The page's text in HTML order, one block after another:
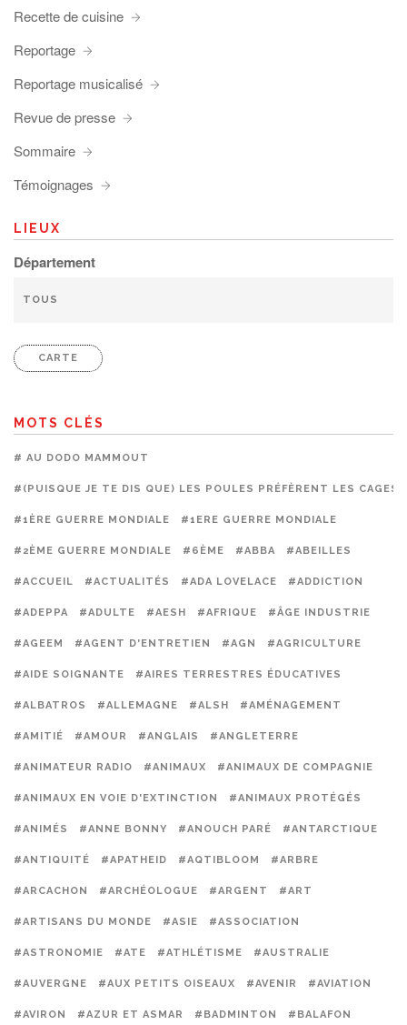
Recette de cuisine
Reportage
Reportage musicalisé
Revue de presse
Sommaire
Témoignages
LIEUX
Département
CARTE
MOTS CLÉS
# AU DODO MAMMOUT
#(PUISQUE JE TE DIS QUE) LES POULES PRÉFÈRENT LES CAGES
#1ÈRE GUERRE MONDIALE #1ERE GUERRE MONDIALE
#2ÈME GUERRE MONDIALE #6ÈME #ABBA #ABEILLES
#ACCUEIL #ACTUALITÉS #ADA LOVELACE #ADDICTION
#ADEPPA #ADULTE #AESH #AFRIQUE #ÂGE INDUSTRIE
#AGEEM #AGENT D'ENTRETIEN #AGN #AGRICULTURE
#AIDE SOIGNANTE #AIRES TERRESTRES ÉDUCATIVES
#ALBATROS #ALLEMAGNE #ALSH #AMÉNAGEMENT
#AMITIÉ #AMOUR #ANGLAIS #ANGLETERRE
#ANIMATEUR RADIO #ANIMAUX #ANIMAUX DE COMPAGNIE
#ANIMAUX EN VOIE D'EXTINCTION #ANIMAUX PROTÉGÉS
#ANIMÉS #ANNE BONNY #ANOUCH PARÉ #ANTARCTIQUE
#ANTIQUITÉ #APATHEID #AQTIBLOOM #ARBRE
#ARCACHON #ARCHÉOLOGUE #ARGENT #ART
#ARTISANS DU MONDE #ASIE #ASSOCIATION
#ASTRONOMIE #ATE #ATHLÉTISME #AUSTRALIE
#AUVERGNE #AUX PETITS OISEAUX #AVENIR #AVIATION
#AVIRON #AZUR ET ASMAR #BADMINTON #BALAFON